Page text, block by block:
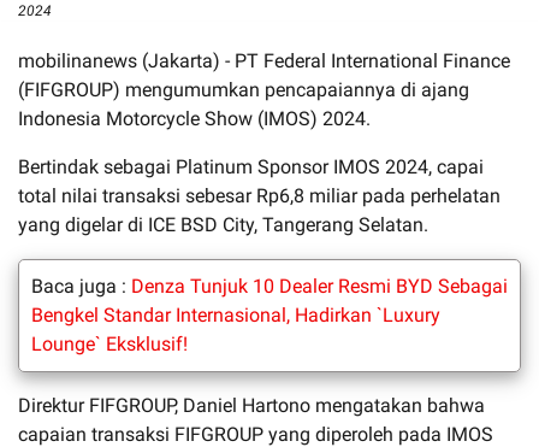
2024
mobilinanews (Jakarta) - PT Federal International Finance
(FIFGROUP) mengumumkan pencapaiannya di ajang
Indonesia Motorcycle Show (IMOS) 2024.
Bertindak sebagai Platinum Sponsor IMOS 2024, capai
total nilai transaksi sebesar Rp6,8 miliar pada perhelatan
yang digelar di ICE BSD City, Tangerang Selatan.
Baca juga : Denza Tunjuk 10 Dealer Resmi BYD Sebagai
Bengkel Standar Internasional, Hadirkan `Luxury
Lounge` Eksklusif!
Direktur FIFGROUP, Daniel Hartono mengatakan bahwa
capaian transaksi FIFGROUP yang diperoleh pada IMOS